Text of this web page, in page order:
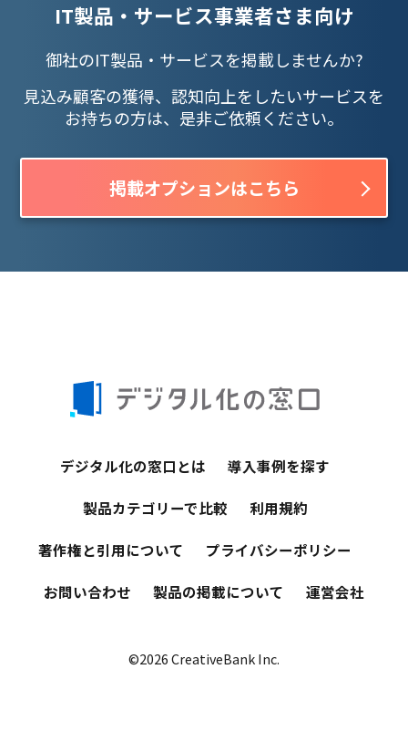
IT製品・サービス事業者さま向け
御社のIT製品・サービスを掲載しませんか?
見込み顧客の獲得、認知向上をしたいサービスを
お持ちの方は、是非ご依頼ください。
掲載オプションはこちら
デジタル化の窓口とは 導入事例を探す
製品カテゴリーで比較 利用規約
著作権と引用について プライバシーポリシー
お問い合わせ 製品の掲載について 運営会社
©2026 CreativeBank Inc.